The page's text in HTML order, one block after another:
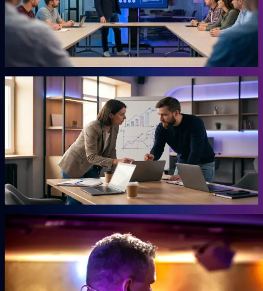
Für Unternehmer, die keine Zeit für Marketing haben und trotzdem
Ergebnisse wollen. Das Studio übernimmt die Arbeit, für die du
sonst eine externe Agentur beauftragen müsstest. Ohne
Agenturpreise, ohne endlose Abstimmungsschleifen.
Mehr erfahren →
Autor
AHEAD Buchserie
Das Playbook für deinen Vorsprung.
Marketing, KI, Lead-Generierung, Empfehlungen. Jedes Buch
beantwortet eine Frage: Wie baust du einen Teil deiner Growth
Engine? Co-geschrieben mit der Erfahrung aus 20 Jahren eigenem
Mehr erfahren →